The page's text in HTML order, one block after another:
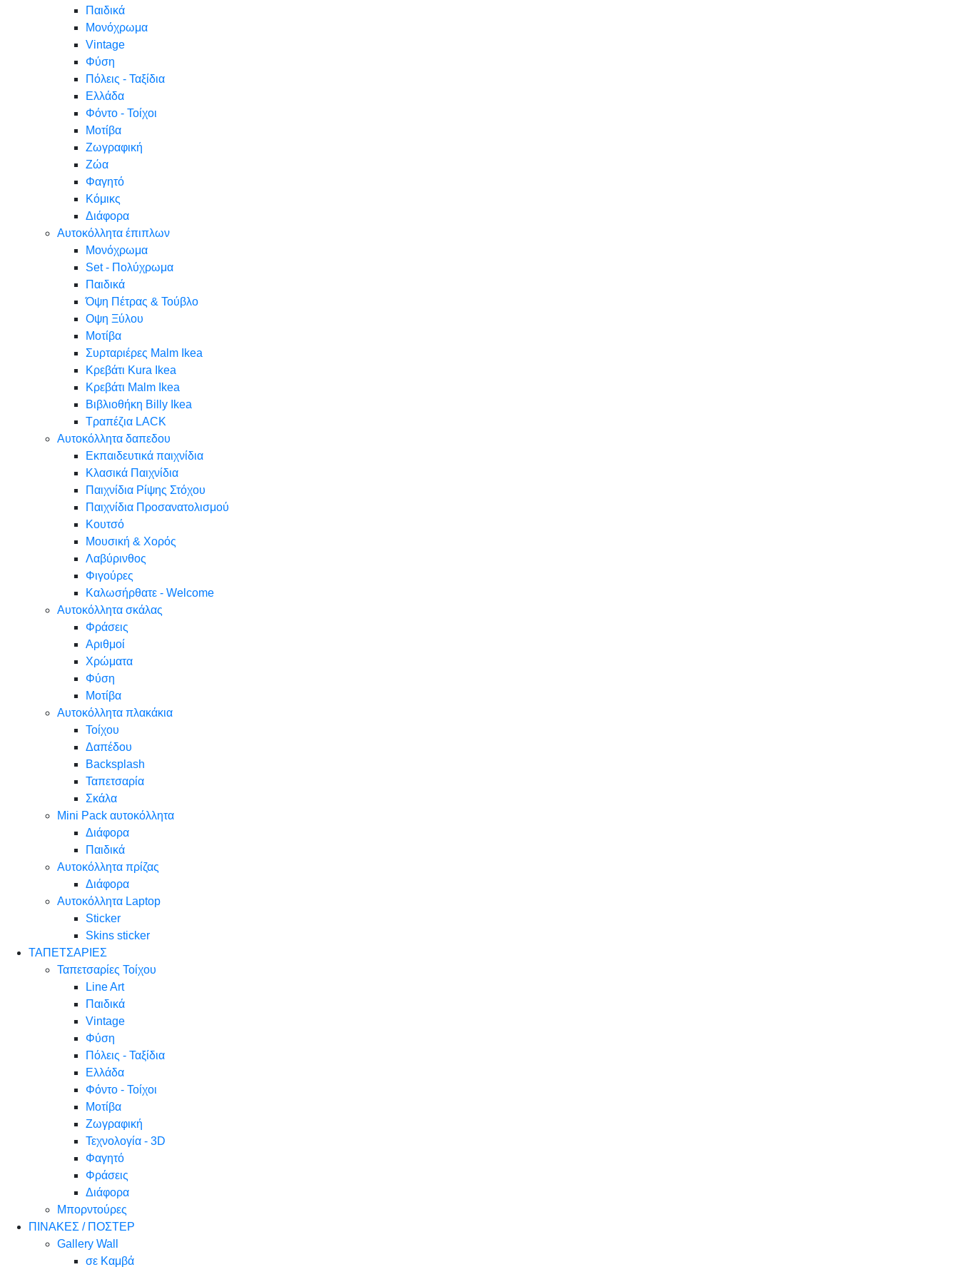
Παιδικά
Μονόχρωμα
Vintage
Φύση
Πόλεις - Ταξίδια
Ελλάδα
Φόντο - Τοίχοι
Μοτίβα
Ζωγραφική
Ζώα
Φαγητό
Κόμικς
Διάφορα
Αυτοκόλλητα έπιπλων
Μονόχρωμα
Set - Πολύχρωμα
Παιδικά
Όψη Πέτρας & Τούβλο
Oψη Ξύλου
Μοτίβα
Συρταριέρες Malm Ikea
Κρεβάτι Kura Ikea
Κρεβάτι Malm Ikea
Βιβλιοθήκη Billy Ikea
Τραπέζια LACK
Αυτοκόλλητα δαπεδου
Εκπαιδευτικά παιχνίδια
Κλασικά Παιχνίδια
Παιχνίδια Ρίψης Στόχου
Παιχνίδια Προσανατολισμού
Κουτσό
Μουσική & Χορός
Λαβύρινθος
Φιγούρες
Καλωσήρθατε - Welcome
Αυτοκόλλητα σκάλας
Φράσεις
Αριθμοί
Χρώματα
Φύση
Μοτίβα
Αυτοκόλλητα πλακάκια
Τοίχου
Δαπέδου
Backsplash
Ταπετσαρία
Σκάλα
Mini Pack αυτοκόλλητα
Διάφορα
Παιδικά
Αυτοκόλλητα πρίζας
Διάφορα
Αυτοκόλλητα Laptop
Sticker
Skins sticker
ΤΑΠΕΤΣΑΡΙΕΣ
Ταπετσαρίες Τοίχου
Line Art
Παιδικά
Vintage
Φύση
Πόλεις - Ταξίδια
Ελλάδα
Φόντο - Τοίχοι
Μοτίβα
Ζωγραφική
Τεχνολογία - 3D
Φαγητό
Φράσεις
Διάφορα
Μπορντούρες
ΠΙΝΑΚΕΣ / ΠΟΣΤΕΡ
Gallery Wall
σε Καμβά